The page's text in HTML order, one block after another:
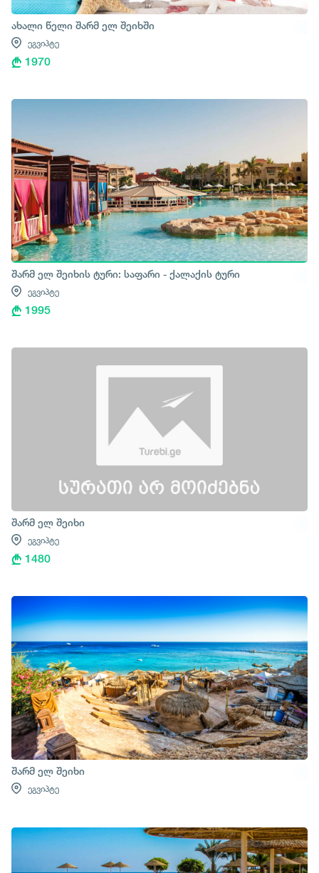
ახალი წელი შარმ ელ შეიხში
ეგვიპტე
1970
შარმ ელ შეიხის ტური: საფარი - ქალაქის ტური
ეგვიპტე
1995
შარმ ელ შეიხი
ეგვიპტე
1480
შარმ ელ შეიხი
ეგვიპტე